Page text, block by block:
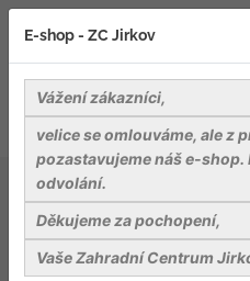
Bydlení a relaxace v
Čajové Maxi 12ks (8h)
E-shop - ZC Jirkov
Vážení zákazníci,
velice se omlouváme, ale z
pozastavujeme náš e-shop.
odvolání.
Děkujeme za pochopení,
Vaše Zahradní Centrum